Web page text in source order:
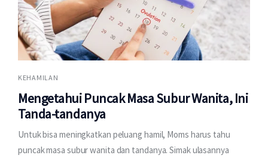
KEHAMILAN
Mengetahui Puncak Masa Subur Wanita, Ini
Tanda-tandanya
Untuk bisa meningkatkan peluang hamil, Moms harus tahu
puncak masa subur wanita dan tandanya. Simak ulasannya